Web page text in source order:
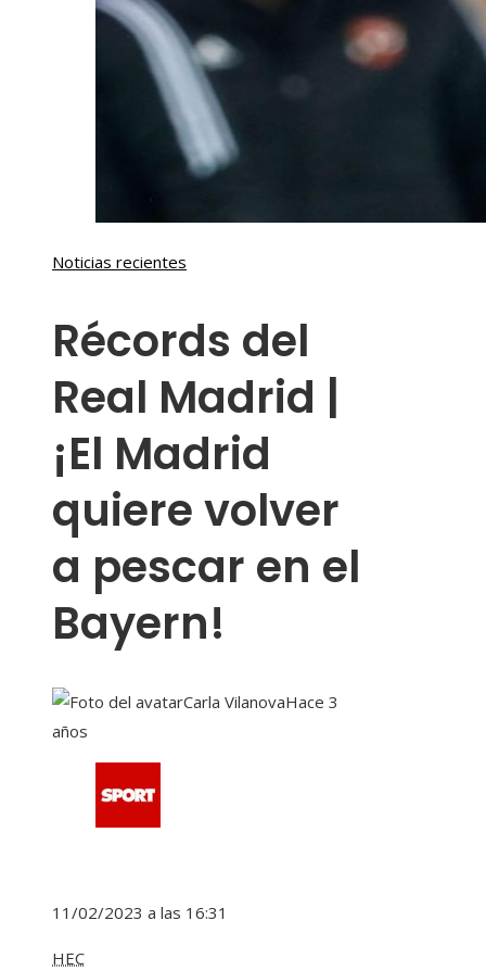
Noticias recientes
Récords del
Real Madrid |
¡El Madrid
quiere volver
a pescar en el
Bayern!
Carla VilanovaHace 3
años
11/02/2023 a las 16:31
HEC